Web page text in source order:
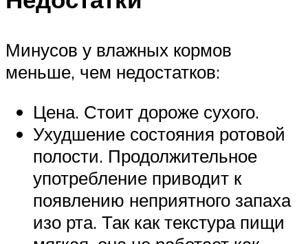
Минусов у влажных кормов
меньше, чем недостатков:
Цена. Стоит дороже сухого.
Ухудшение состояния ротовой
полости. Продолжительное
употребление приводит к
появлению неприятного запаха
изо рта. Так как текстура пищи